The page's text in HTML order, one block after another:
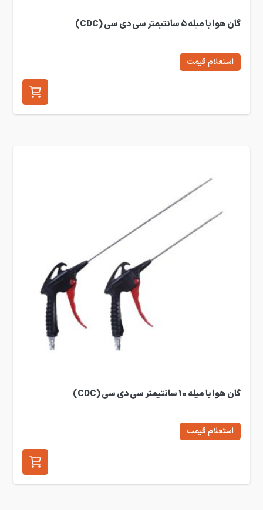
گان هوا با میله 5 سانتیمتر سی دی سی (CDC)
استعلام قیمت
گان هوا با میله 10 سانتیمتر سی دی سی (CDC)
استعلام قیمت